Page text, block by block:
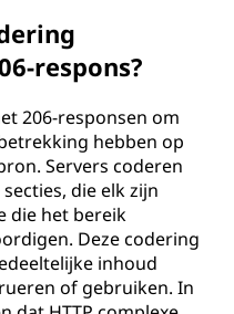
respons?
206-responsen om
hebben op
Servers coderen
die elk zijn
die het bereik
Deze codering
inhoud
of gebruiken. In